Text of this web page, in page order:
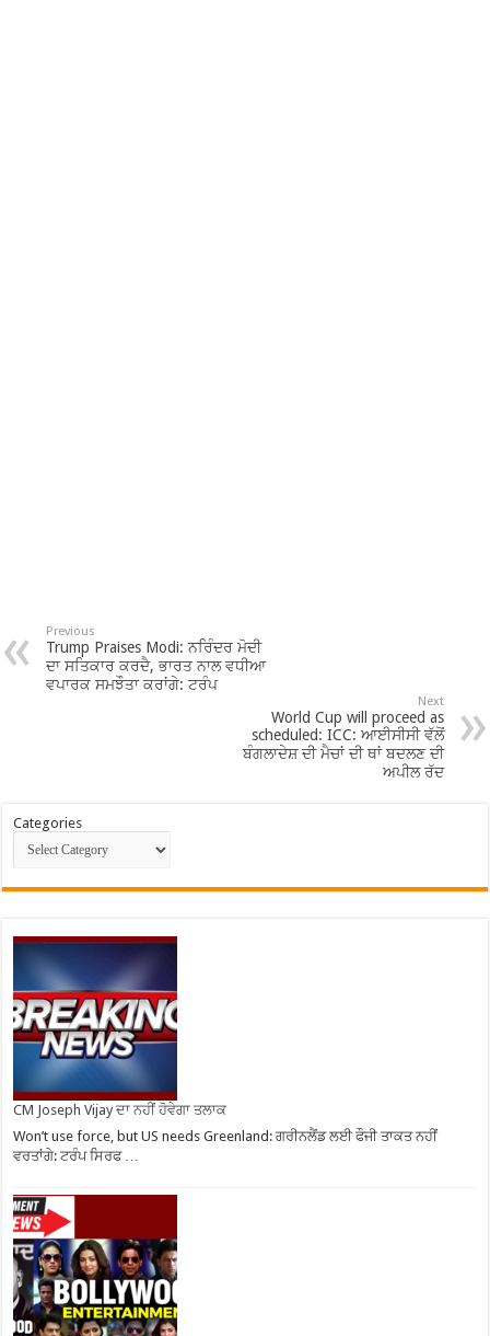
Previous
Trump Praises Modi: ਨਰਿੰਦਰ ਮੋਦੀ
ਦਾ ਸਤਿਕਾਰ ਕਰਦੈ, ਭਾਰਤ ਨਾਲ ਵਧੀਆ
ਵਪਾਰਕ ਸਮਝੌਤਾ ਕਰਾਂਗੇ: ਟਰੰਪ
Next
World Cup will proceed as
scheduled: ICC: ਆਈਸੀਸੀ ਵੱਲੋਂ
ਬੰਗਲਾਦੇਸ਼ ਦੀ ਮੈਚਾਂ ਦੀ ਥਾਂ ਬਦਲਣ ਦੀ
ਅਪੀਲ ਰੱਦ
Categories
CM Joseph Vijay ਦਾ ਨਹੀਂ ਹੋਵੇਗਾ ਤਲਾਕ
Won’t use force, but US needs Greenland: ਗਰੀਨਲੈਂਡ ਲਈ ਫੌਜੀ ਤਾਕਤ ਨਹੀਂ
ਵਰਤਾਂਗੇ: ਟਰੰਪ ਸਿਰਫ …